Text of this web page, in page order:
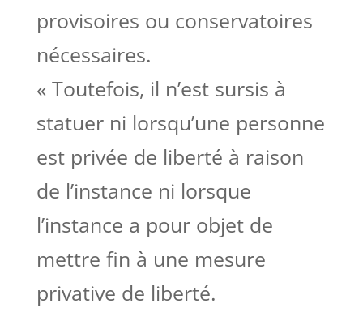
provisoires ou conservatoires
nécessaires.
« Toutefois, il n’est sursis à
statuer ni lorsqu’une personne
est privée de liberté à raison
de l’instance ni lorsque
l’instance a pour objet de
mettre fin à une mesure
privative de liberté.